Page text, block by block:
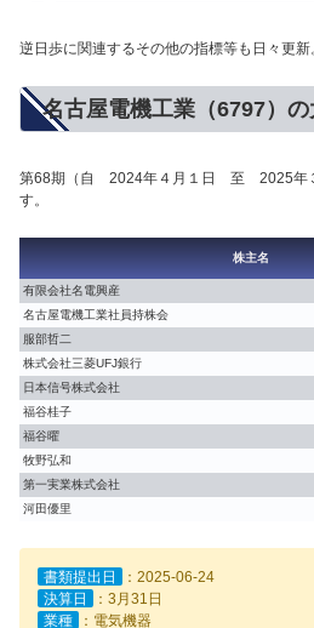
逆日歩に関連するその他の指標等も日々更新
名古屋電機工業（6797）
第68期（自 2024年４月１日 至 2025年
す。
株主名
有限会社名電興産
名古屋電機工業社員持株会
服部哲二
株式会社三菱UFJ銀行
日本信号株式会社
福谷桂子
福谷曜
牧野弘和
第一実業株式会社
河田優里
書類提出日
：2025-06-24
決算日
：3月31日
業種
：電気機器